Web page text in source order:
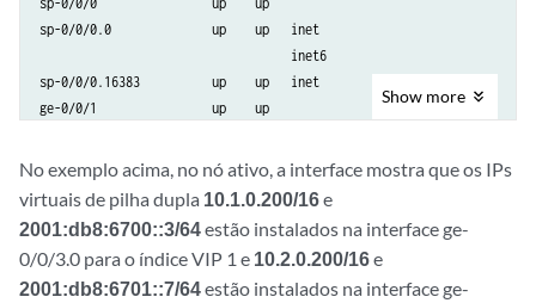
IP SRGID Table:
SRGID    IP Prefix                                   Routing
        1        10.2.0.200/32                               default
        1        2001:db8:6700::3/128                        default
        1        10.1.0.200/32                               default
...
sp-0/0/0.0              up    up   inet
                                   inet6
sp-0/0/0.16383          up    up   inet
ge-0/0/1                up    up
ge-0/0/2.0              up    up   inet     10.22.0.1/24
ge-0/0/3.0              up    up   inet     10.2.0.2/24
ge-0/0/4                up    up
ge-0/0/4.0              up    up   inet     10.4.0.1/24
...
Show more
No exemplo acima, no nó ativo, a interface mostra que os IPs
virtuais de pilha dupla 10.1.0.200/16e
2001:db8:6700::3/64estão instalados na interface ge-
0/0/3.0 para o índice VIP 1 e 10.2.0.200/16e
2001:db8:6701::7/64estão instalados na interface ge-